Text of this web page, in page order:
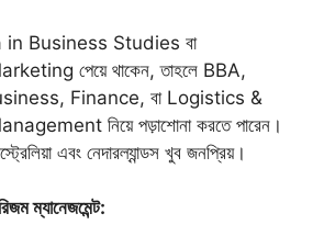
in Business Studies বা
পেয়ে থাকেন, তাহলে BBA,
Finance, বা Logistics &
নিয়ে পড়াশোনা করতে পারেন।
এবং নেদারল্যান্ডস খুব জনপ্রিয়।
ম্যানেজমেন্ট: